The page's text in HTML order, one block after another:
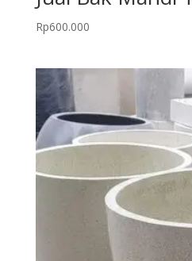
Rp600.000